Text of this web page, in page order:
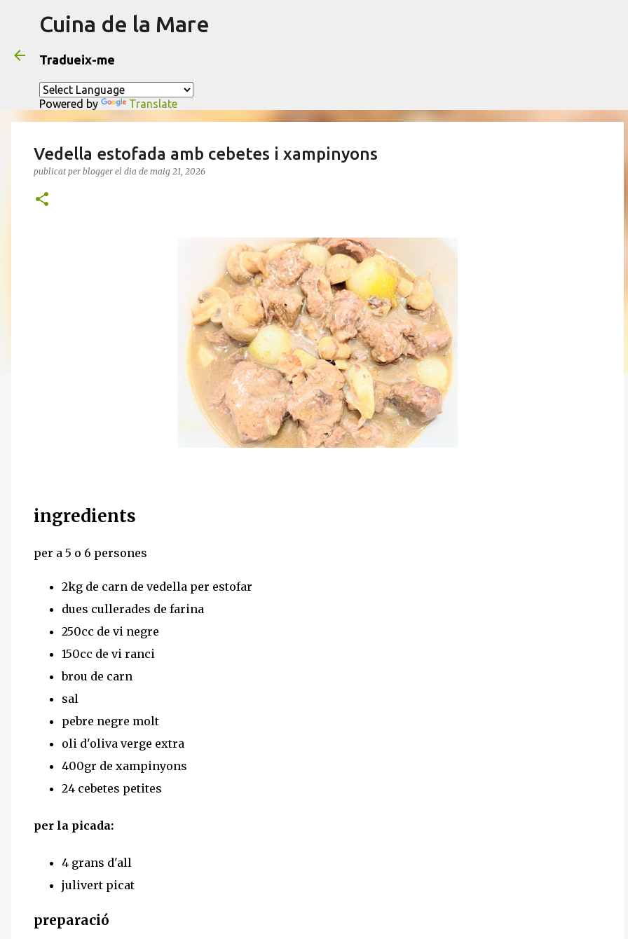
Cuina de la Mare
Tradueix-me
Powered by Translate
Vedella estofada amb cebetes i xampinyons
publicat per blogger el dia de maig 21, 2026
ingredients
per a 5 o 6 persones
2kg de carn de vedella per estofar
dues cullerades de farina
250cc de vi negre
150cc de vi ranci
brou de carn
sal
pebre negre molt
oli d'oliva verge extra
400gr de xampinyons
24 cebetes petites
per la picada:
4 grans d'all
julivert picat
preparació